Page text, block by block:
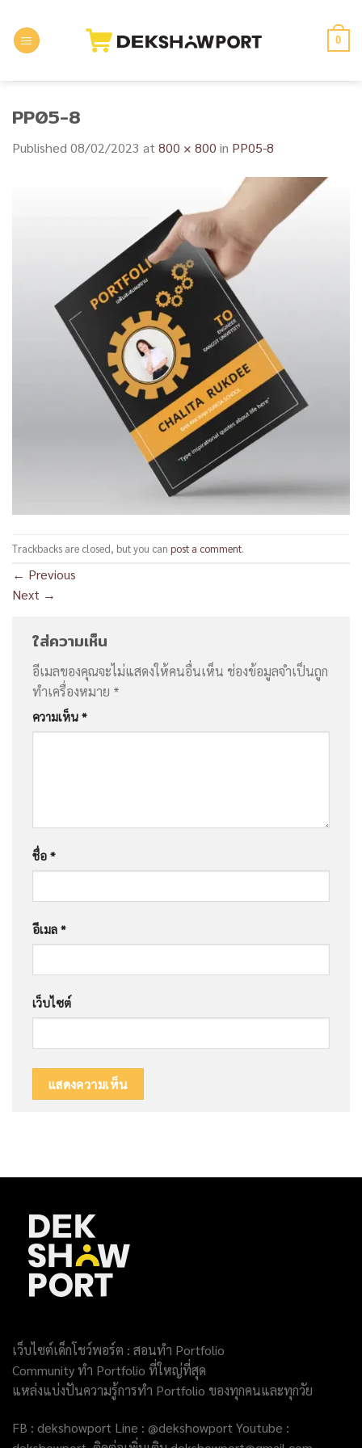
content
0
PP05-8
Published 08/02/2023 at 800 × 800 in PP05-8
Trackbacks are closed, but you can post a comment.
← Previous
Next →
ใส่ความเห็น
อีเมลของคุณจะไม่แสดงให้คนอื่นเห็น ช่องข้อมูลจำเป็นถูก
ทำเครื่องหมาย *
ความเห็น *
ชื่อ *
อีเมล *
เว็บไซต์
เว็บไซต์เด็กโชว์พอร์ต : สอนทำ Portfolio
Community ทำ Portfolio ที่ใหญ่ที่สุด
แหล่งแบ่งปันความรู้การทำ Portfolio ของทุกคนและทุกวัย
FB : dekshowport Line : @dekshowport Youtube :